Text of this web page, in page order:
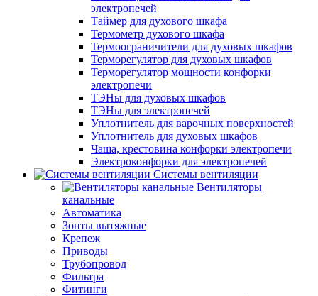
электропечей
Таймер для духового шкафа
Термометр духового шкафа
Термоограничители для духовых шкафов
Терморегулятор для духовых шкафов
Терморегулятор мощности конфорки
электропечи
ТЭНы для духовых шкафов
ТЭНы для электропечей
Уплотнитель для варочных поверхностей
Уплотнитель для духовых шкафов
Чаша, крестовина конфорки электропечи
Электроконфорки для электропечей
Системы вентиляции
Вентиляторы
канальные
Автоматика
Зонты вытяжные
Крепеж
Приводы
Трубопровод
Фильтра
Фитинги